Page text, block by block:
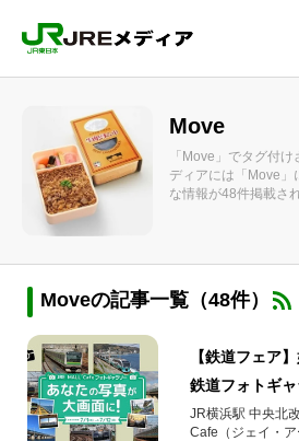
Move
「Move」でタグ付
ディアには「Move」
な情報が48件掲載さ
Moveの記事一覧（48件）
【鉄道フェア
鉄道フォトギ
JR横浜駅 中央北
Cafe（ジェイ・